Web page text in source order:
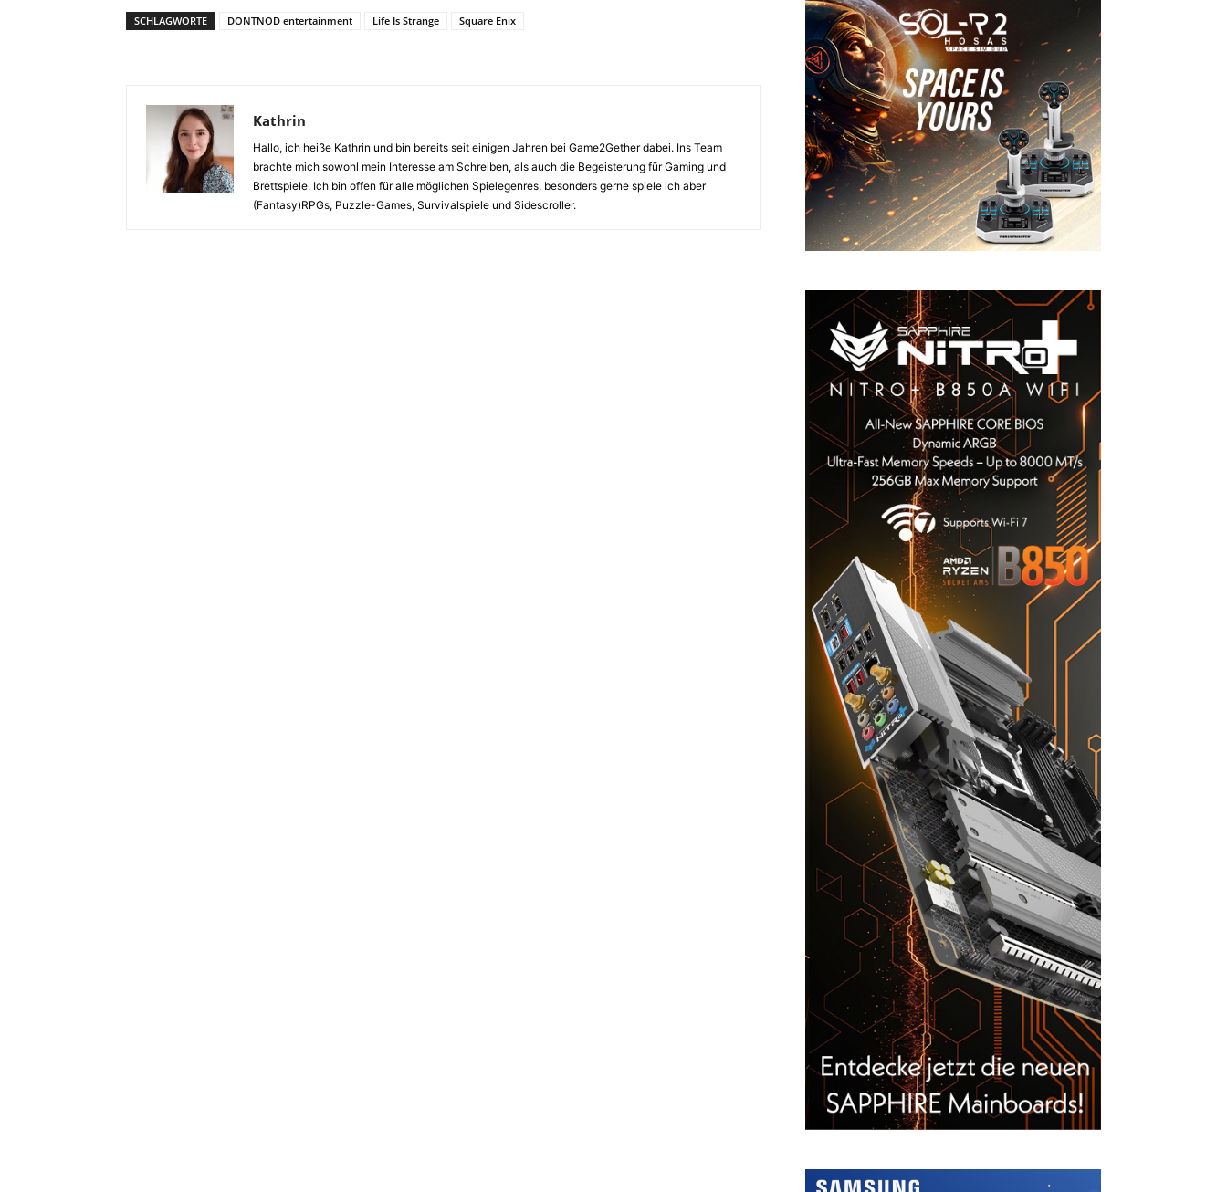
SCHLAGWORTE DONTNOD entertainment Life Is Strange Square Enix
Kathrin
Hallo, ich heiße Kathrin und bin bereits seit einigen Jahren bei Game2Gether dabei. Ins Team
brachte mich sowohl mein Interesse am Schreiben, als auch die Begeisterung für Gaming und
Brettspiele. Ich bin offen für alle möglichen Spielegenres, besonders gerne spiele ich aber
(Fantasy)RPGs, Puzzle-Games, Survivalspiele und Sidescroller.